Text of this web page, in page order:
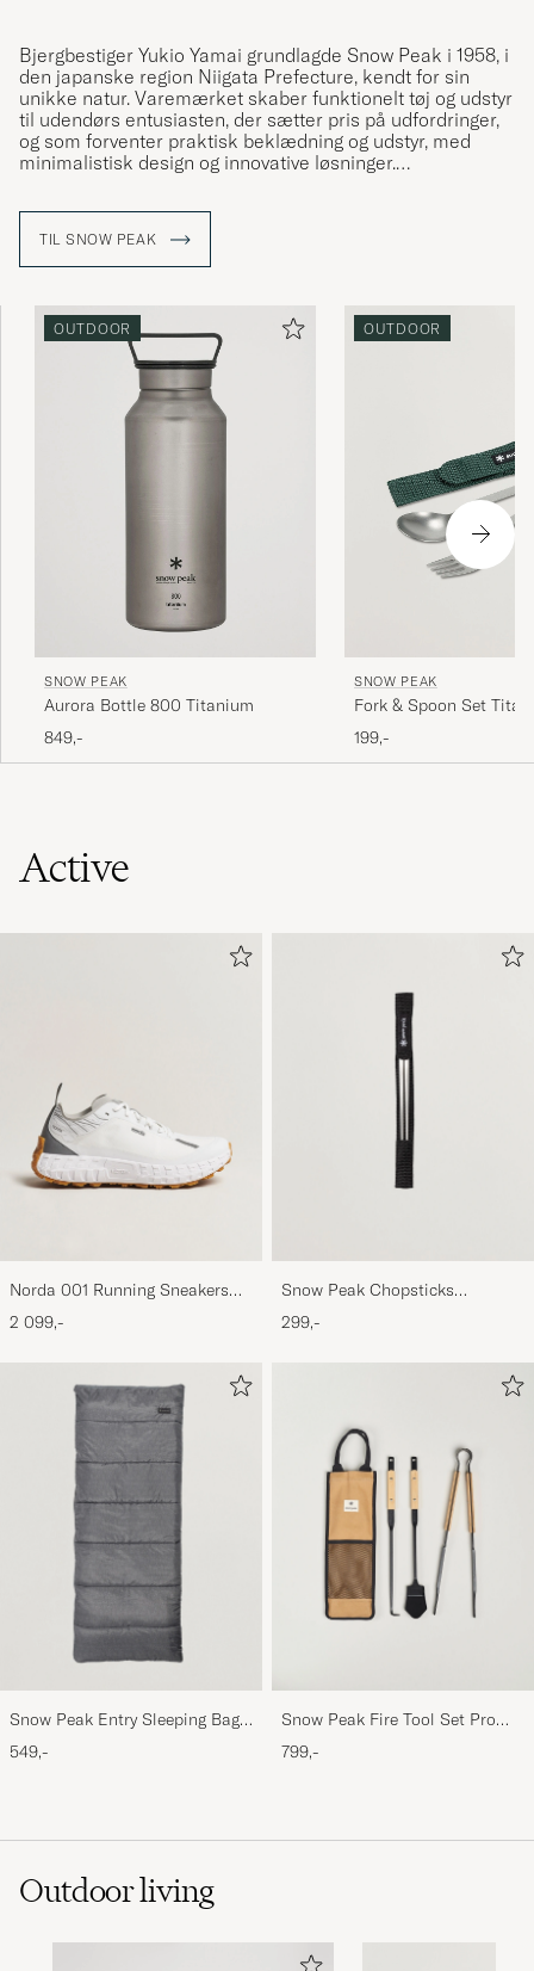
Bjergbestiger Yukio Yamai grundlagde Snow Peak i 1958, i
den japanske region Niigata Prefecture, kendt for sin
unikke natur. Varemærket skaber funktionelt tøj og udstyr
til udendørs entusiasten, der sætter pris på udfordringer,
og som forventer praktisk beklædning og udstyr, med
minimalistisk design og innovative løsninger.
Produkterne er designet til at blive matchet, så du kan
opfylder dine unikke behov. Artiklerne i rustfrit stål,
støbejern og titanium fremstilles også gennem en
generationer i Niigata, Japan.
TIL SNOW PEAK
OUTDOOR
SNOW PEAK
Aurora Bottle 800 Titanium
849,-
OUTDOOR
SNOW PEAK
Fork & Spoon Set
199,-
Active
Norda 001 Running Sneakers
White/Gum
2 099,-
Snow Peak Chopsticks
Titanium
299,-
Snow Peak Entry Sleeping Bag
Grey
549,-
Snow Peak Fire Tool Set Pro
Steel/Bamboo
799,-
Outdoor living